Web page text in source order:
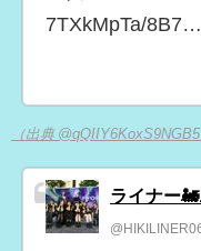
7TXkMpTa/8B7…
（出典 @qQIIY6KoxS9NGB5
ライナー